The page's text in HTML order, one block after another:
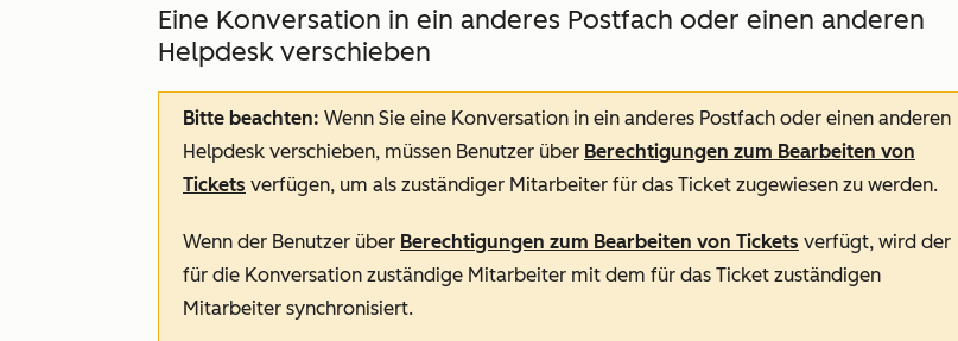
Eine Konversation in ein anderes Postfach oder einen anderen
Helpdesk verschieben
Bitte beachten: Wenn Sie eine Konversation in ein anderes Postfach oder einen anderen
Helpdesk verschieben, müssen Benutzer über Berechtigungen zum Bearbeiten von
Tickets verfügen, um als zuständiger Mitarbeiter für das Ticket zugewiesen zu werden.
Wenn der Benutzer über Berechtigungen zum Bearbeiten von Tickets verfügt, wird der
für die Konversation zuständige Mitarbeiter mit dem für das Ticket zuständigen
Mitarbeiter synchronisiert.